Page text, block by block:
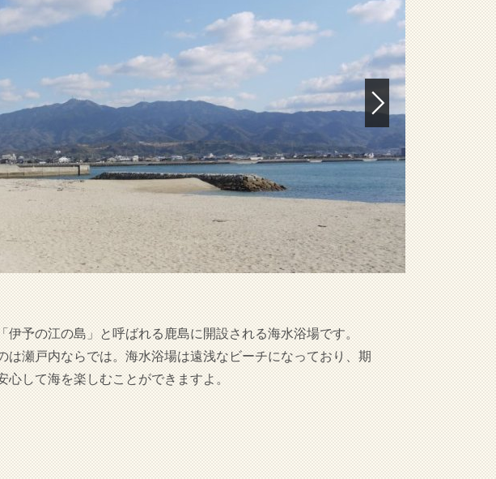
予の江の島」と呼ばれる鹿島に開設される海水浴場です。
瀬戸内ならでは。海水浴場は遠浅なビーチになっており、期
して海を楽しむことができますよ。